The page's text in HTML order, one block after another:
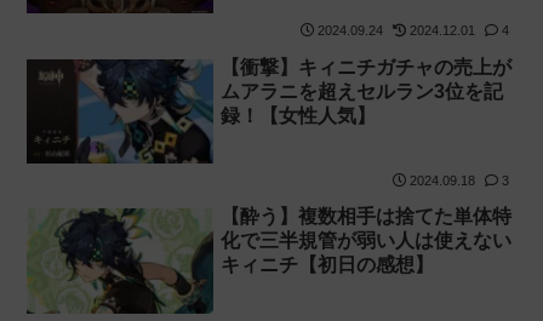
2024.09.24 2024.12.01 4
【衝撃】キィニチガチャの売上が
ムアラニを超えセルラン3位を記
録！【女性人気】
2024.09.18 3
【酔う】複数相手は捨てた単体特
化で三半規管が弱い人は使えない
キィニチ【初日の感想】